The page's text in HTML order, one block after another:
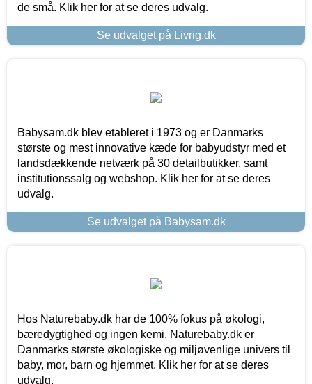
de små. Klik her for at se deres udvalg.
Se udvalget på Livrig.dk
Babysam.dk blev etableret i 1973 og er Danmarks
største og mest innovative kæde for babyudstyr med et
landsdækkende netværk på 30 detailbutikker, samt
institutionssalg og webshop. Klik her for at se deres
udvalg.
Se udvalget på Babysam.dk
Hos Naturebaby.dk har de 100% fokus på økologi,
bæredygtighed og ingen kemi. Naturebaby.dk er
Danmarks største økologiske og miljøvenlige univers til
baby, mor, barn og hjemmet. Klik her for at se deres
udvalg.